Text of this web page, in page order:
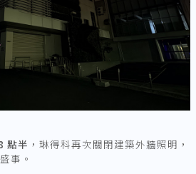
點半 ，琳得科再次關閉建築外牆照明，
事。